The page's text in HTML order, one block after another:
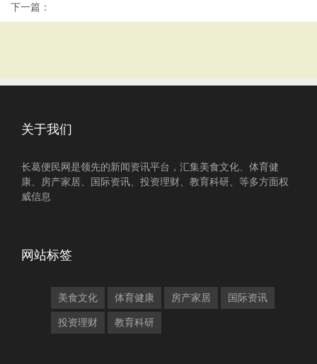
下一篇：
关于我们
长葛便民网是领先的新闻资讯平台，汇集美食文化、体育健
康、房产家居、国际资讯、投资理财、教育科研、等多方面权
威信息
网站标签
美食文化 体育健康 房产家居 国际资讯
投资理财 教育科研